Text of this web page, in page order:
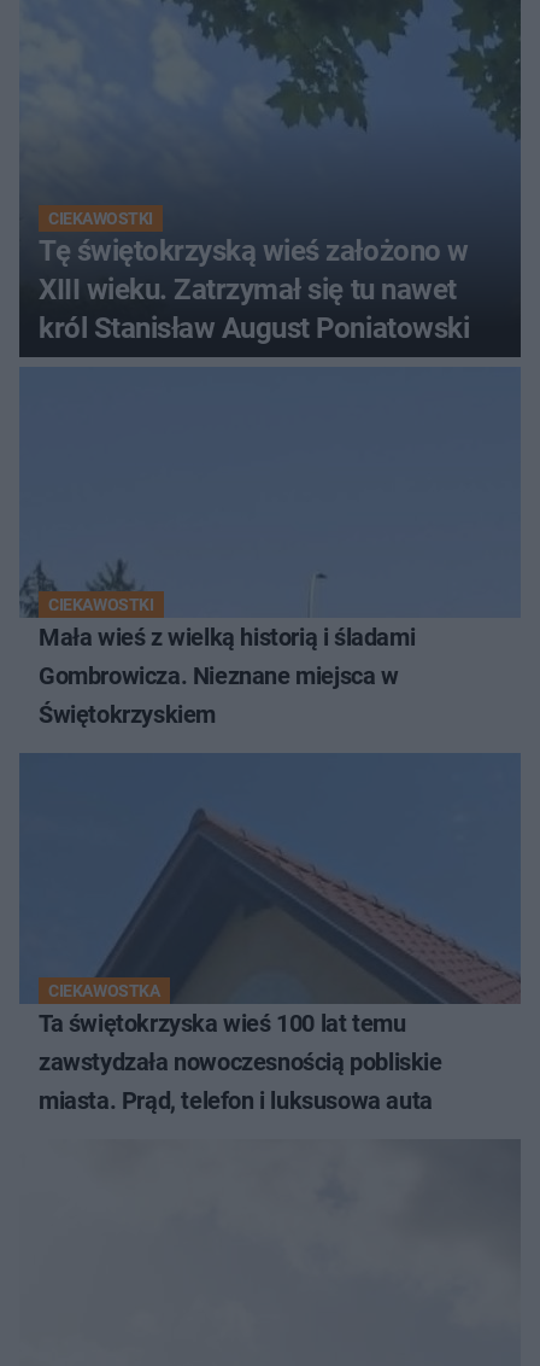
CIEKAWOSTKI
Tę świętokrzyską wieś założono w
XIII wieku. Zatrzymał się tu nawet
król Stanisław August Poniatowski
CIEKAWOSTKI
Mała wieś z wielką historią i śladami
Gombrowicza. Nieznane miejsca w
Świętokrzyskiem
CIEKAWOSTKA
Ta świętokrzyska wieś 100 lat temu
zawstydzała nowoczesnością pobliskie
miasta. Prąd, telefon i luksusowa auta